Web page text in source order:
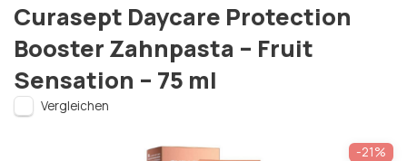
Curasept Daycare Protection
Booster Zahnpasta – Fruit
Sensation – 75 ml
Vergleichen
-21%